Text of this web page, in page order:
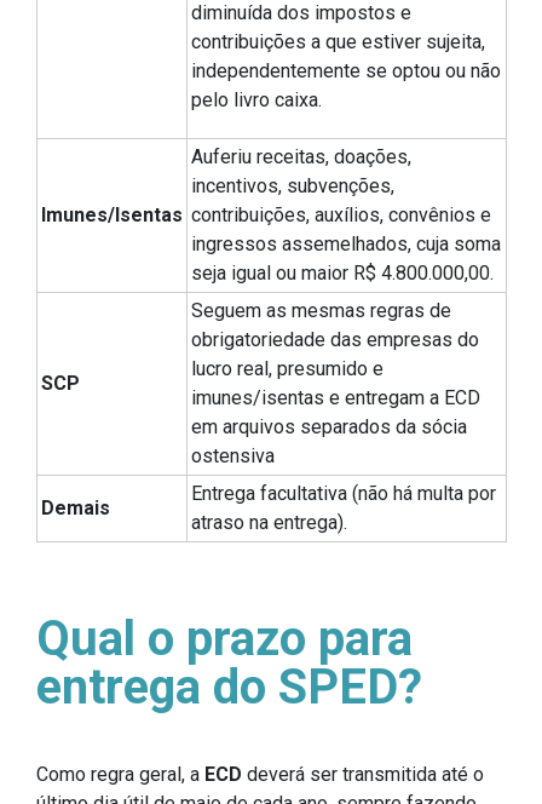
diminuída dos impostos e
contribuições a que estiver sujeita,
independentemente se optou ou não
pelo livro caixa.
Imunes/Isentas
Auferiu receitas, doações,
incentivos, subvenções,
contribuições, auxílios, convênios e
ingressos assemelhados, cuja soma
seja igual ou maior R$ 4.800.000,00.
SCP
Seguem as mesmas regras de
obrigatoriedade das empresas do
lucro real, presumido e
imunes/isentas e entregam a ECD
em arquivos separados da sócia
ostensiva
Demais
Entrega facultativa (não há multa por
atraso na entrega).
Qual o prazo para
entrega do SPED?
Como regra geral, a ECD deverá ser transmitida até o